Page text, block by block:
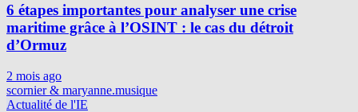
6 étapes importantes pour analyser une crise
maritime grâce à l’OSINT : le cas du détroit
d’Ormuz
2 mois ago
scornier & maryanne.musique
Actualité de l'IE